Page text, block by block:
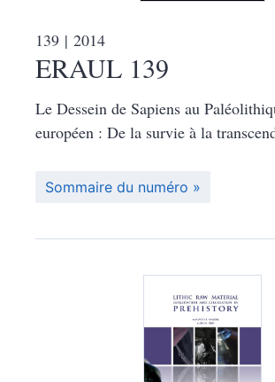
139 | 2014
ERAUL 139
Le Dessein de Sapiens au
européen : De la survie à la
Sommaire du numéro